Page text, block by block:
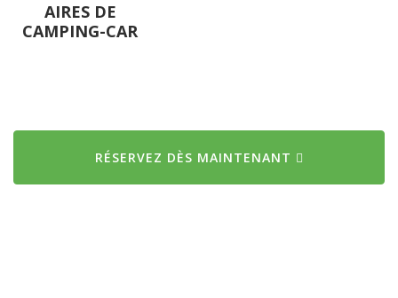
AIRES DE
CAMPING-CAR
RÉSERVEZ DÈS MAINTENANT